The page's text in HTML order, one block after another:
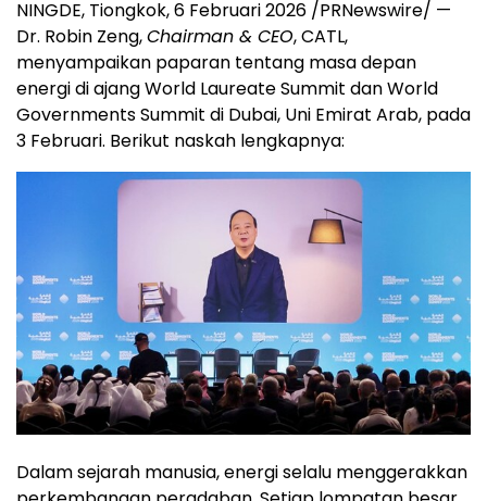
NINGDE, Tiongkok,6 Februari 2026 /PRNewswire/ —
Dr. Robin Zeng,Chairman & CEO, CATL,
menyampaikan paparan tentang masa depan
energi di ajang World Laureate Summit dan World
Governments Summit di Dubai, Uni Emirat Arab, pada
3 Februari. Berikut naskah lengkapnya:
Dalam sejarah manusia, energi selalu menggerakkan